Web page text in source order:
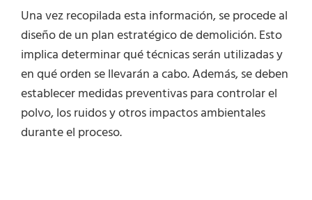
Una vez recopilada esta información, se procede al
diseño de un plan estratégico de demolición. Esto
implica determinar qué técnicas serán utilizadas y
en qué orden se llevarán a cabo. Además, se deben
establecer medidas preventivas para controlar el
polvo, los ruidos y otros impactos ambientales
durante el proceso.